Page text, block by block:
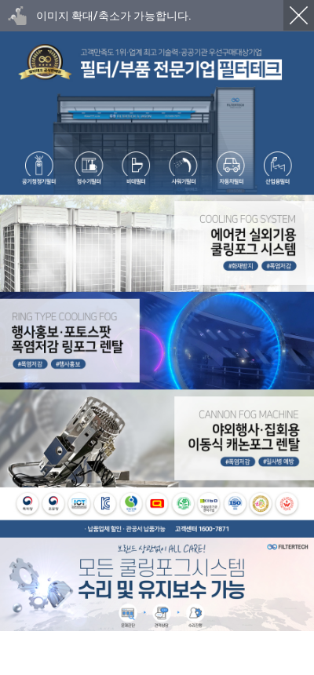
이미지 확대/축소가 가능합니다.